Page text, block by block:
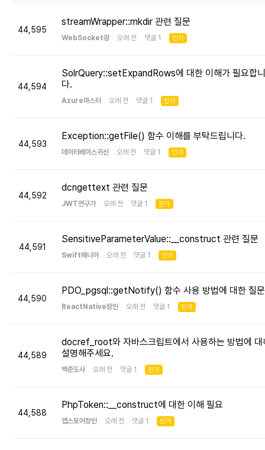
44,595
streamWrapper::mkdir 관련 질문
WebSocket광 오래 전 댓글 1 인기
44,594
SolrQuery::setExpandRows에 대한 이해가 필요합니
다.
Azure마스터 오래 전 댓글 1 인기
44,593
Exception::getFile() 함수 이해를 부탁드립니다.
데이터베이스귀신 오래 전 댓글 1 인기
44,592
dcngettext 관련 질문
JWT연구가 오래 전 댓글 1 인기
44,591
SensitiveParameterValue::__construct 관련 질문
Swift매니아 오래 전 댓글 1 인기
44,590
PDO_pgsql::getNotify() 함수 사용 방법에 대한 질문
ReactNative장인 오래 전 댓글 1 인기
44,589
docref_root와 자바스크립트에서 사용하는 방법에 대
설명해주세요.
백준도사 오래 전 댓글 1 인기
44,588
PhpToken::__construct에 대한 이해 필요
앱스토어장인 오래 전 댓글 1 인기